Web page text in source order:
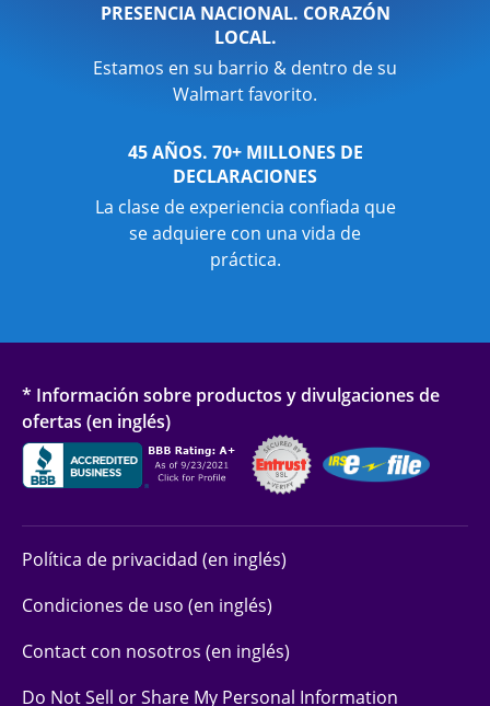
PRESENCIA NACIONAL. CORAZÓN
LOCAL.
Estamos en su barrio & dentro de su
Walmart favorito.
45 AÑOS. 70+ MILLONES DE
DECLARACIONES
La clase de experiencia confiada que
se adquiere con una vida de
práctica.
* Información sobre productos y divulgaciones de
ofertas (en inglés)
Política de privacidad (en inglés)
Condiciones de uso (en inglés)
Contact con nosotros (en inglés)
Do Not Sell or Share My Personal Information